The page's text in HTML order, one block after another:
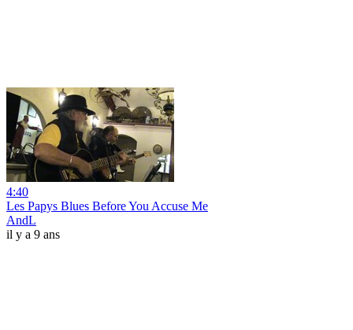
4:40
Les Papys Blues Before You Accuse Me
AndL
il y a 9 ans